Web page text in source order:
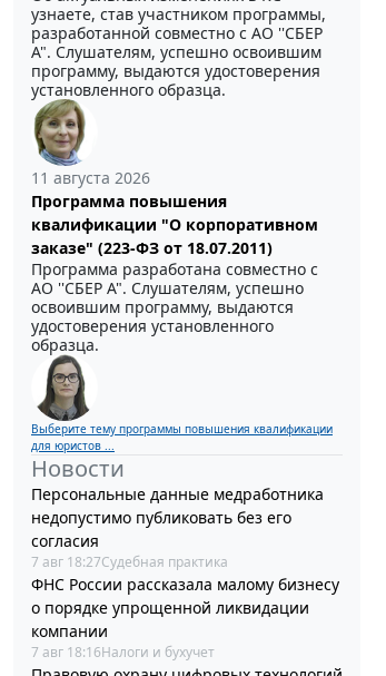
узнаете, став участником программы,
разработанной совместно с АО ''СБЕР
А". Слушателям, успешно освоившим
программу, выдаются удостоверения
установленного образца.
11 августа 2026
Программа повышения
квалификации "О корпоративном
заказе" (223-ФЗ от 18.07.2011)
Программа разработана совместно с
АО ''СБЕР А". Слушателям, успешно
освоившим программу, выдаются
удостоверения установленного
образца.
Выберите тему программы повышения квалификации
для юристов ...
Новости
Персональные данные медработника
недопустимо публиковать без его
согласия
7 авг 18:27Судебная практика
ФНС России рассказала малому бизнесу
о порядке упрощенной ликвидации
компании
7 авг 18:16Налоги и бухучет